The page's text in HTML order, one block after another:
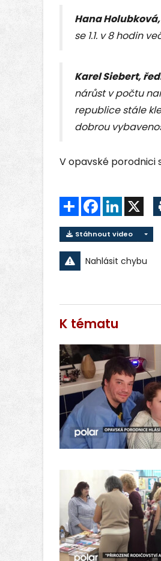
Hana
se 1.1. v 8 hodin
Karel Siebert,
nárůst v počtu
republice stále
dobrou
V opavské porodnici
Sdílet FacebookLinkedIn
Stáhnout video
Nahlásit chybu
K tématu